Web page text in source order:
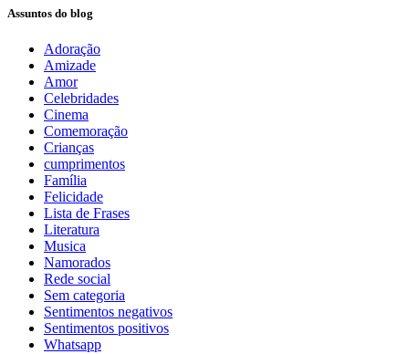
Assuntos do blog
Adoração
Amizade
Amor
Celebridades
Cinema
Comemoração
Crianças
cumprimentos
Família
Felicidade
Lista de Frases
Literatura
Musica
Namorados
Rede social
Sem categoria
Sentimentos negativos
Sentimentos positivos
Whatsapp